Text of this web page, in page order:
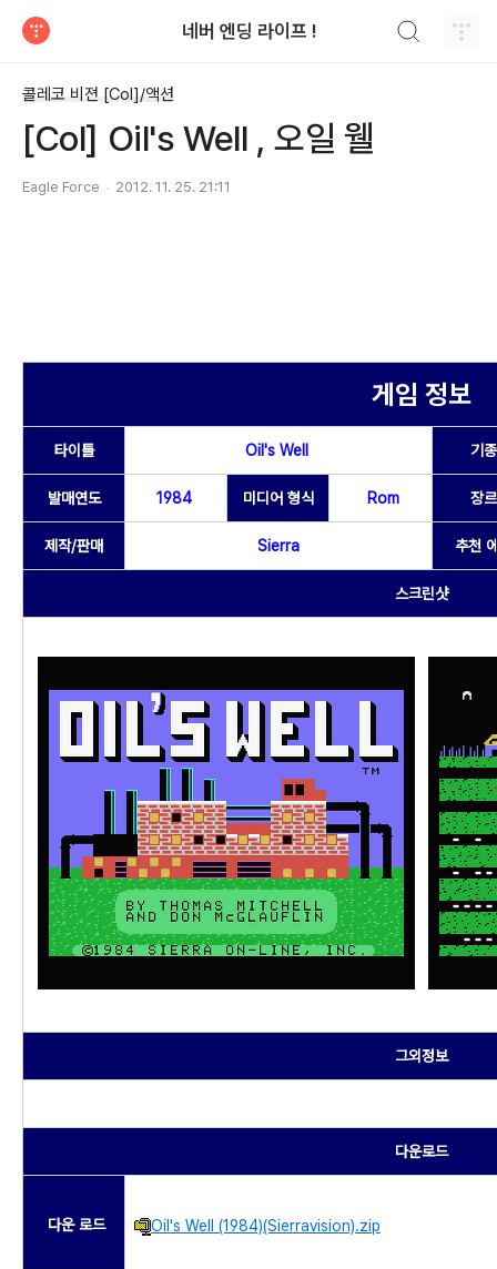
네버 엔딩 라이프 !
콜레코 비젼 [Col]/액션
[Col] Oil's Well , 오일 웰
Eagle Force 2012. 11. 25. 21:11
게임 정보
타이틀 Oil's Well 기종
발매연도 1984 미디어 형식 Rom 장르
제작/판매 Sierra 추천
스크린샷
그외정보
다운로드
다운 로드 Oil's Well (1984)(Sierravision).zip